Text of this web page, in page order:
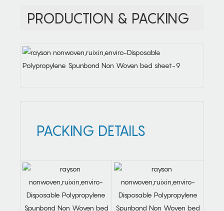
PRODUCTION & PACKING
PACKING DETAILS